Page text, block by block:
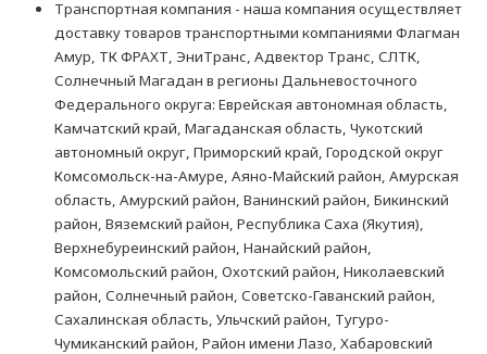
Транспортная компания - наша компания осуществляет
доставку товаров транспортными компаниями Флагман
Амур, ТК ФРАХТ, ЭниТранс, Адвектор Транс, СЛТК,
Солнечный Магадан в регионы Дальневосточного
Федерального округа: Еврейская автономная область,
Камчатский край, Магаданская область, Чукотский
автономный округ, Приморский край, Городской округ
Комсомольск-на-Амуре, Аяно-Майский район, Амурская
область, Амурский район, Ванинский район, Бикинский
район, Вяземский район, Республика Саха (Якутия),
Верхнебуреинский район, Нанайский район,
Комсомольский район, Охотский район, Николаевский
район, Солнечный район, Советско-Гаванский район,
Сахалинская область, Ульчский район, Тугуро-
Чумиканский район, Район имени Лазо, Хабаровский